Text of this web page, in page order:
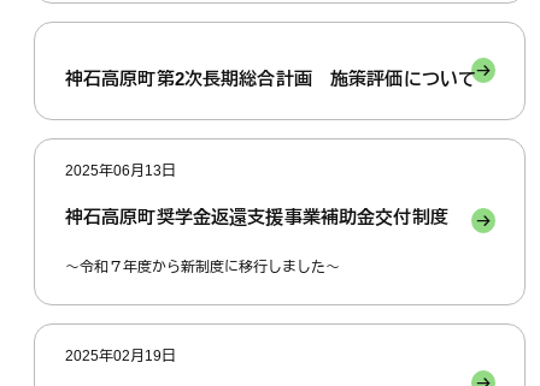
神石高原町第2次長期総合計画 施策評価について
2025年06月13日
神石高原町奨学金返還支援事業補助金交付制度
～令和７年度から新制度に移行しました～
2025年02月19日